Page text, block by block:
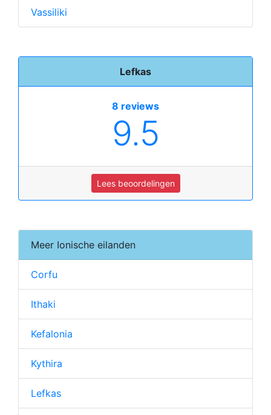
Vassiliki
Lefkas
8 reviews
9.5
Lees beoordelingen
Meer Ionische eilanden
Corfu
Ithaki
Kefalonia
Kythira
Lefkas